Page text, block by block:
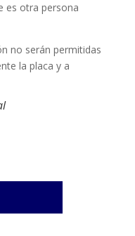
es otra persona
no serán permitidas
la placa y a